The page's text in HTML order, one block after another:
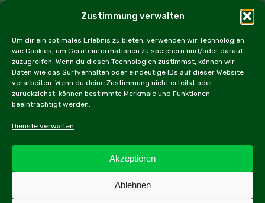
Zustimmung verwalten
Um dir ein optimales Erlebnis zu bieten, verwenden wir Technologien
wie Cookies, um Geräteinformationen zu speichern und/oder darauf
zuzugreifen. Wenn du diesen Technologien zustimmst, können wir
Daten wie das Surfverhalten oder eindeutige IDs auf dieser Website
verarbeiten. Wenn du deine Zustimmung nicht erteilst oder
zurückziehst, können bestimmte Merkmale und Funktionen
beeinträchtigt werden.
Dienste verwalten
Akzeptieren
Ablehnen
Home Ausfahrten Rallye
Events
Messen
Workshops Cookie Policy (EU)
facebook
Alle Inhalte dieser Webseite, inbesonders Texte und